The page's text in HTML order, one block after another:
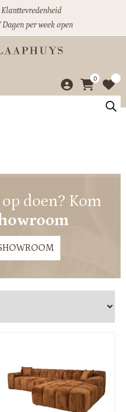
Klanttevredenheid
Dagen per week open
0
op doen? Kom